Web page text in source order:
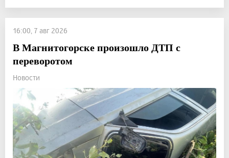
16:00, 7 авг 2026
В Магнитогорске произошло ДТП с
переворотом
Новости